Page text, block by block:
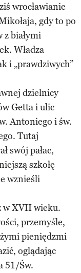
wrocławianie
gdy to po
z białymi
Władza
i „prawdziwych”
dzielnicy
Getta i ulic
Antoniego i św.
Tutaj
swój pałac,
szkołę
wznieśli
w XVII wieku.
przemyśle,
pieniędzmi
oglądając
51/Św.